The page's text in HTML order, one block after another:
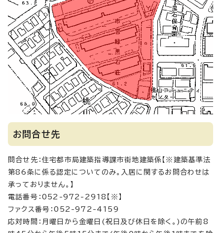
お問合せ先
問合せ先：住宅都市局建築指導課市街地建築係【※建築基準法
第86条に係る認定についてのみ。入居に関するお問合わせは
承っておりません。】
電話番号：052-972-2918【※】
ファクス番号：052-972-4159
応対時間：月曜日から金曜日(祝日及び休日を除く。)の午前8